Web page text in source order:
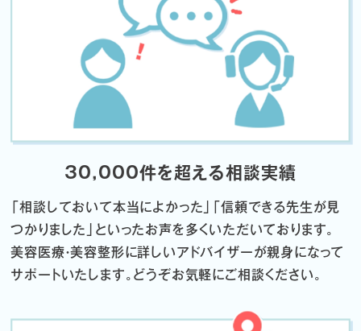
30,000件を超える相談実績
「相談しておいて本当によかった」「信頼できる先生が見
つかりました」 といったお声を多くいただいております。
美容医療・美容整形に詳しいアドバイザーが親身になって
サポートいたします。 どうぞお気軽にご相談ください。